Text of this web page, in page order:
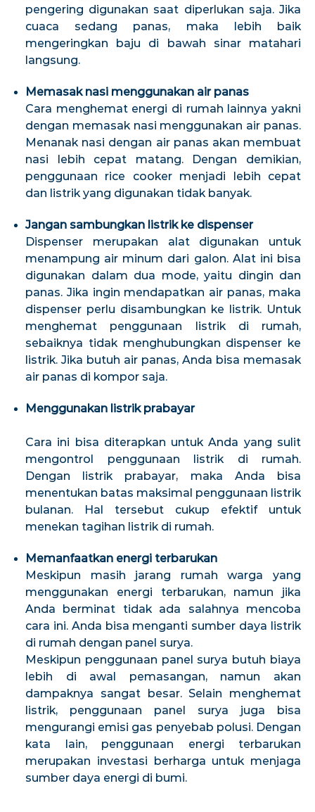
pengering digunakan saat diperlukan saja. Jika
cuaca sedang panas, maka lebih baik
mengeringkan baju di bawah sinar matahari
langsung.
Memasak nasi menggunakan air panas
Cara menghemat energi di rumah lainnya yakni
dengan memasak nasi menggunakan air panas.
Menanak nasi dengan air panas akan membuat
nasi lebih cepat matang. Dengan demikian,
penggunaan rice cooker menjadi lebih cepat
dan listrik yang digunakan tidak banyak.
Jangan sambungkan listrik ke dispenser
Dispenser merupakan alat digunakan untuk
menampung air minum dari galon. Alat ini bisa
digunakan dalam dua mode, yaitu dingin dan
panas. Jika ingin mendapatkan air panas, maka
dispenser perlu disambungkan ke listrik. Untuk
menghemat penggunaan listrik di rumah,
sebaiknya tidak menghubungkan dispenser ke
listrik. Jika butuh air panas, Anda bisa memasak
air panas di kompor saja.
Menggunakan listrik prabayar
Cara ini bisa diterapkan untuk Anda yang sulit
mengontrol penggunaan listrik di rumah.
Dengan listrik prabayar, maka Anda bisa
menentukan batas maksimal penggunaan listrik
bulanan. Hal tersebut cukup efektif untuk
menekan tagihan listrik di rumah.
Memanfaatkan energi terbarukan
Meskipun masih jarang rumah warga yang
menggunakan energi terbarukan, namun jika
Anda berminat tidak ada salahnya mencoba
cara ini. Anda bisa menganti sumber daya listrik
di rumah dengan panel surya.
Meskipun penggunaan panel surya butuh biaya
lebih di awal pemasangan, namun akan
dampaknya sangat besar. Selain menghemat
listrik, penggunaan panel surya juga bisa
mengurangi emisi gas penyebab polusi. Dengan
kata lain, penggunaan energi terbarukan
merupakan investasi berharga untuk menjaga
sumber daya energi di bumi.